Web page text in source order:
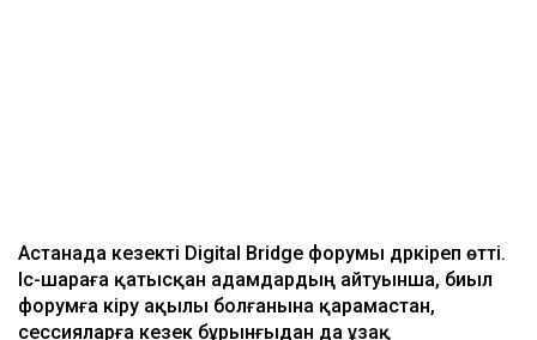
Астанада кезекті Digital Bridge форумы дүркіреп өтті.
Іс-шараға қатысқан адамдардың айтуынша, биыл
форумға кіру ақылы болғанына қарамастан,
сессияларға кезек бұрынғыдан да ұзақ